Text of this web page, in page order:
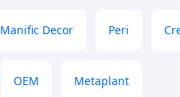
Manific Decor Peri
OEM Metaplant